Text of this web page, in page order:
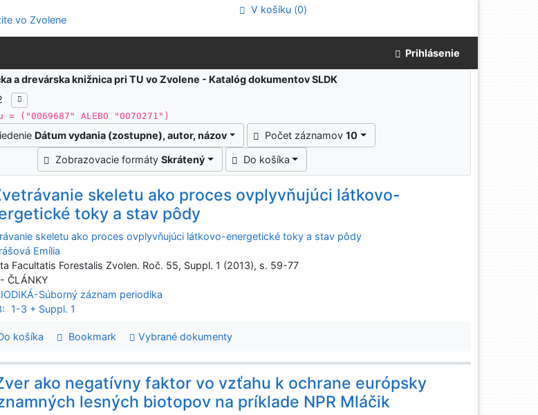
V košíku (0)
Prihlásenie
a drevárska knižnica pri TU vo Zvolene - Katalóg dokumentov SLDK
= ("0069687" ALEBO "0070271")
Dátum vydania (zostupne), autor, názov Počet záznamov10
Zobrazovacie formátySkrátený Do košíka
skeletu ako proces ovplyvňujúci látkovo-
toky a stav pôdy
skeletu ako proces ovplyvňujúci látkovo-energetické toky a stav pôdy
Emília
Facultatis Forestalis Zvolen. Roč. 55, Suppl. 1 (2013), s. 59-77
ČLÁNKY
Súborný záznam periodika
1-3 + Suppl. 1
košíka Bookmark Vybrané dokumenty
ako negatívny faktor vo vzťahu k ochrane európsky
lesných biotopov na príklade NPR Mláčik